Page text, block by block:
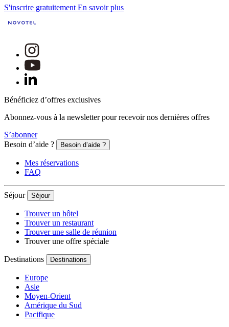
S'inscrire gratuitement En savoir plus
Bénéficiez d’offres exclusives
Abonnez-vous à la newsletter pour recevoir nos dernières offres
S’abonner
Besoin d’aide ?
Besoin d’aide ?
Mes réservations
FAQ
Séjour Séjour
Trouver un hôtel
Trouver un restaurant
Trouver une salle de réunion
Trouver une offre spéciale
Destinations Destinations
Europe
Asie
Moyen-Orient
Amérique du Sud
Pacifique